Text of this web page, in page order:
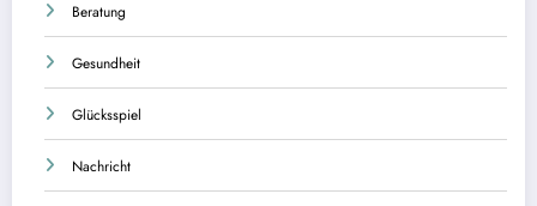
Beratung
Gesundheit
Glücksspiel
Nachricht